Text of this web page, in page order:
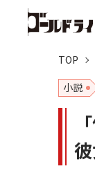
TOP
小説